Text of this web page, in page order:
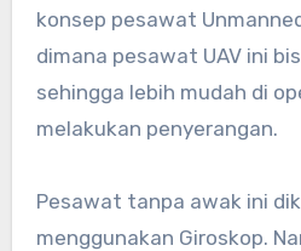
konsep pesawat
dimana pesawat UAV ini
sehingga lebih mudah di
melakukan penyerangan.
Pesawat tanpa awak ini
menggunakan Giroskop.